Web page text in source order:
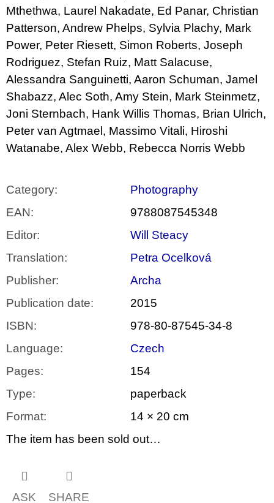
Mthethwa, Laurel Nakadate, Ed Panar, Christian
Patterson, Andrew Phelps, Sylvia Plachy, Mark
Power, Peter Riesett, Simon Roberts, Joseph
Rodriguez, Stefan Ruiz, Matt Salacuse,
Alessandra Sanguinetti, Aaron Schuman, Jamel
Shabazz, Alec Soth, Amy Stein, Mark Steinmetz,
Joni Sternbach, Hank Willis Thomas, Brian Ulrich,
Peter van Agtmael, Massimo Vitali, Hiroshi
Watanabe, Alex Webb, Rebecca Norris Webb
Category:
Photography
EAN:
9788087545348
Editor:
Will Steacy
Translation:
Petra Ocelková
Publisher:
Archa
Publication date:
2015
ISBN:
978-80-87545-34-8
Language:
Czech
Pages:
154
Type:
paperback
Format:
14 × 20 cm
The item has been sold out…
ASK SHARE